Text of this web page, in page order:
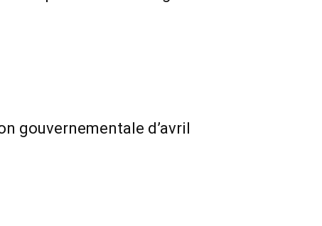
gouvernementale d’avril